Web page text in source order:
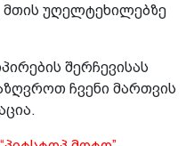
უღელტეხილებზე
შერჩევისას
ჩვენი მართვის